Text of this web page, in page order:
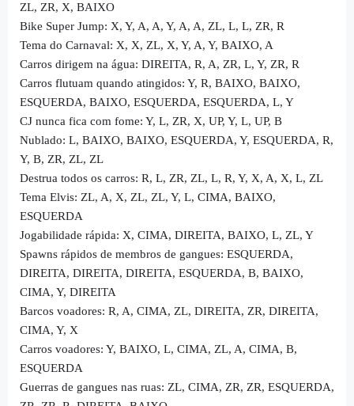
ZL, ZR, X, BAIXO
Bike Super Jump: X, Y, A, A, Y, A, A, ZL, L, L, ZR, R
Tema do Carnaval: X, X, ZL, X, Y, A, Y, BAIXO, A
Carros dirigem na água: DIREITA, R, A, ZR, L, Y, ZR, R
Carros flutuam quando atingidos: Y, R, BAIXO, BAIXO,
ESQUERDA, BAIXO, ESQUERDA, ESQUERDA, L, Y
CJ nunca fica com fome: Y, L, ZR, X, UP, Y, L, UP, B
Nublado: L, BAIXO, BAIXO, ESQUERDA, Y, ESQUERDA, R,
Y, B, ZR, ZL, ZL
Destrua todos os carros: R, L, ZR, ZL, L, R, Y, X, A, X, L, ZL
Tema Elvis: ZL, A, X, ZL, ZL, Y, L, CIMA, BAIXO,
ESQUERDA
Jogabilidade rápida: X, CIMA, DIREITA, BAIXO, L, ZL, Y
Spawns rápidos de membros de gangues: ESQUERDA,
DIREITA, DIREITA, DIREITA, ESQUERDA, B, BAIXO,
CIMA, Y, DIREITA
Barcos voadores: R, A, CIMA, ZL, DIREITA, ZR, DIREITA,
CIMA, Y, X
Carros voadores: Y, BAIXO, L, CIMA, ZL, A, CIMA, B,
ESQUERDA
Guerras de gangues nas ruas: ZL, CIMA, ZR, ZR, ESQUERDA,